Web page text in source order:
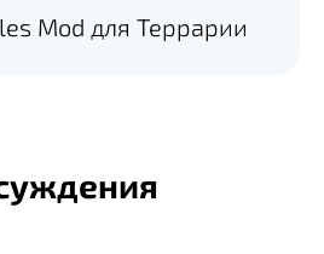
Mod для Террарии